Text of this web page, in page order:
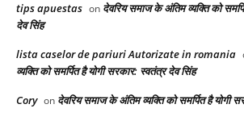
tips apuestas on देवरिय समाज के अंतिम व्यक्ति को
देव सिंह
lista caselor de pariuri Autorizate in romania
व्यक्ति को समर्पित है योगी सरकार: स्वतंत्र देव सिंह
Cory on देवरिय समाज के अंतिम व्यक्ति को समर्पित है योगी